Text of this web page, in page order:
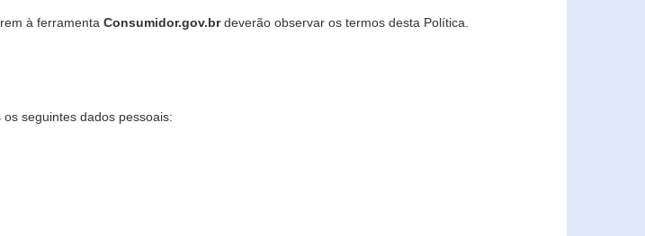
à ferramenta Consumidor.gov.brdeverão observar os termos desta Política.
seguintes dados pessoais: